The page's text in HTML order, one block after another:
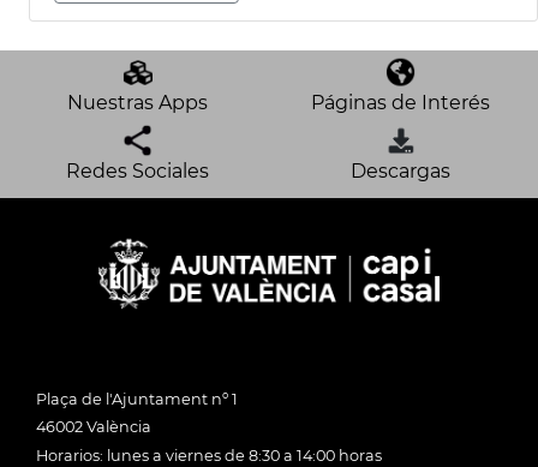
Nuestras Apps Páginas de Interés
Redes Sociales Descargas
Plaça de l'Ajuntament nº 1
46002 València
Horarios: lunes a viernes de 8:30 a 14:00 horas